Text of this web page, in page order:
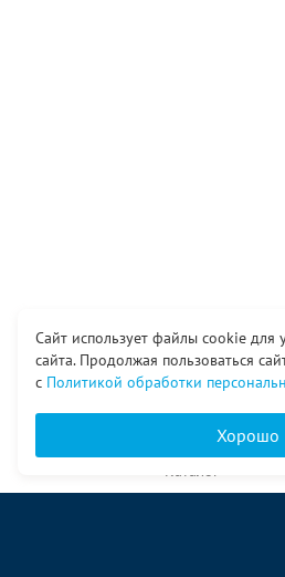
Сайт использует файлы cookie для
сайта. Продолжая пользоваться
с Политикой обработки
Хорошо